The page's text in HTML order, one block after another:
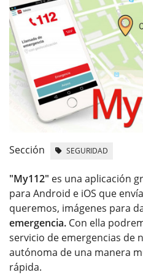
Sección SEGURIDAD
"My112" es una aplicación
para Android e iOS que
queremos, imágenes para
emergencia. Con ella
servicio de emergencias de
autónoma de una manera
rápida.